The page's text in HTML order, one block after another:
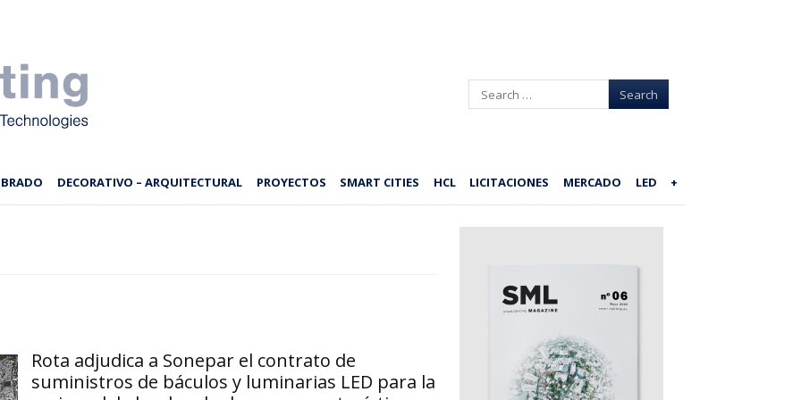
Search
DECORATIVO – ARQUITECTURAL PROYECTOS SMART CITIES HCL LICITACIONES MERCADO LED +
Rota adjudica a Sonepar el contrato de
suministros de báculos y luminarias LED para la